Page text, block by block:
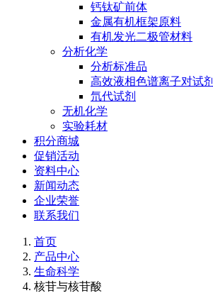
钙钛矿前体
金属有机框架原料
有机发光二极管材料
分析化学
分析标准品
高效液相色谱离子对试剂
氘代试剂
无机化学
实验耗材
积分商城
促销活动
资料中心
新闻动态
企业荣誉
联系我们
首页
产品中心
生命科学
核苷与核苷酸